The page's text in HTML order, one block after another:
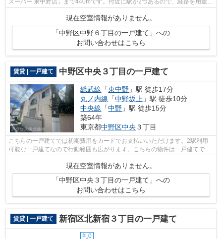
スーパー 東中野店」まで440mです。付近に駅が2つあるので、経路を用途や
行き先によって選べる物件です。中野区...
現在空室情報がありません。
「中野区中野６丁目の一戸建て」への
お問い合わせはこちら
賃貸 | 一戸建て 中野区中央３丁目の一戸建て
総武線 「東中野 」駅 徒歩17分
丸ノ内線 「中野坂上 」駅 徒歩10分
中央線 「中野 」駅 徒歩15分
築64年
東京都中野区中央 ３丁目
こちらの一戸建てでは初期費用をカードでお支払いいただけます。2駅利用
可能な一戸建てなので行動範囲も広がります。こちらの物件は一戸建てで
す。総武線東中野近辺にて、戸建物件を検...
現在空室情報がありません。
「中野区中央３丁目の一戸建て」への
お問い合わせはこちら
賃貸 | 一戸建て 新宿区北新宿３丁目の一戸建て
礼0